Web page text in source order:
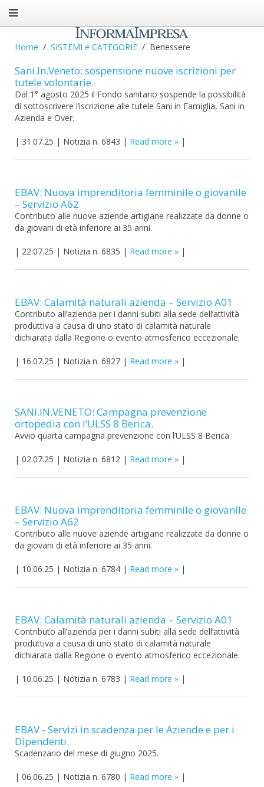
Home SISTEMI e CATEGORIE Benessere
Sani.In.Veneto: sospensione nuove iscrizioni per
tutele volontarie.
Dal 1° agosto 2025 il Fondo sanitario sospende la possibilità
di sottoscrivere l’iscrizione alle tutele Sani in Famiglia, Sani in
Azienda e Over.
| 31.07.25 | Notizia n. 6843 | Read more |
EBAV: Nuova imprenditoria femminile o giovanile
– Servizio A62
Contributo alle nuove aziende artigiane realizzate da donne o
da giovani di età inferiore ai 35 anni.
| 22.07.25 | Notizia n. 6835 | Read more |
EBAV: Calamità naturali azienda – Servizio A01
Contributo all’azienda per i danni subiti alla sede dell’attività
produttiva a causa di uno stato di calamità naturale
dichiarata dalla Regione o evento atmosferico eccezionale.
| 16.07.25 | Notizia n. 6827 | Read more |
SANI.IN.VENETO: Campagna prevenzione
ortopedia con l’ULSS 8 Berica.
Avvio quarta campagna prevenzione con l’ULSS 8 Berica.
| 02.07.25 | Notizia n. 6812 | Read more |
EBAV: Nuova imprenditoria femminile o giovanile
– Servizio A62
Contributo alle nuove aziende artigiane realizzate da donne o
da giovani di età inferiore ai 35 anni.
| 10.06.25 | Notizia n. 6784 | Read more |
EBAV: Calamità naturali azienda – Servizio A01
Contributo all’azienda per i danni subiti alla sede dell’attività
produttiva a causa di uno stato di calamità naturale
dichiarata dalla Regione o evento atmosferico eccezionale.
| 10.06.25 | Notizia n. 6783 | Read more |
EBAV - Servizi in scadenza per le Aziende e per i
Dipendenti.
Scadenzario del mese di giugno 2025.
| 06.06.25 | Notizia n. 6780 | Read more |